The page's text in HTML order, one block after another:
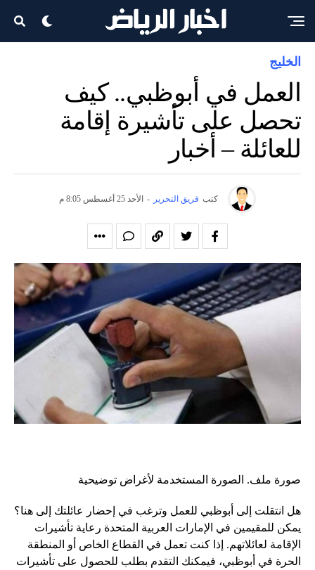
الخليج
العمل في أبوظبي.. كيف
تحصل على تأشيرة إقامة
للعائلة – أخبار
كتب فريق التحرير - الأحد 25 أغسطس 8:05 م
صورة ملف. الصورة المستخدمة لأغراض توضيحية
هل انتقلت إلى أبوظبي للعمل وترغب في إحضار عائلتك إلى هنا؟
يمكن للمقيمين في الإمارات العربية المتحدة رعاية تأشيرات
الإقامة لعائلاتهم. إذا كنت تعمل في القطاع الخاص أو المنطقة
الحرة في أبوظبي، فيمكنك التقدم بطلب للحصول على تأشيرات